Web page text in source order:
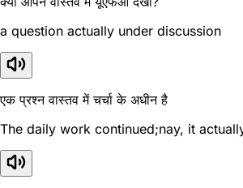
a question actually under discussion
एक प्रश्न वास्तव में चर्चा के अधीन है
The daily work continued;nay, it